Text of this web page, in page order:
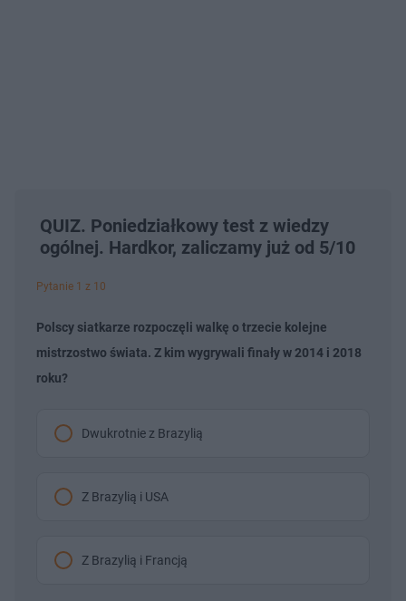
QUIZ. Poniedziałkowy test z wiedzy
ogólnej. Hardkor, zaliczamy już od 5/10
Pytanie 1 z 10
Polscy siatkarze rozpoczęli walkę o trzecie kolejne
mistrzostwo świata. Z kim wygrywali finały w 2014 i 2018
roku?
Dwukrotnie z Brazylią
Z Brazylią i USA
Z Brazylią i Francją